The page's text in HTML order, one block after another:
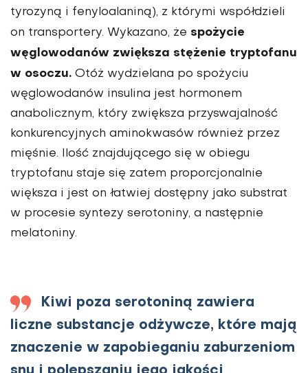
tyrozyną i fenyloalaniną), z którymi współdzieli
on transportery. Wykazano, że spożycie
węglowodanów zwiększa stężenie tryptofanu
w osoczu. Otóż wydzielana po spożyciu
węglowodanów insulina jest hormonem
anabolicznym, który zwiększa przyswajalność
konkurencyjnych aminokwasów również przez
mięśnie. Ilość znajdującego się w obiegu
tryptofanu staje się zatem proporcjonalnie
większa i jest on łatwiej dostępny jako substrat
w procesie syntezy serotoniny, a następnie
melatoniny.
Kiwi poza serotoniną zawiera
liczne substancje odżywcze, które mają
znaczenie w zapobieganiu zaburzeniom